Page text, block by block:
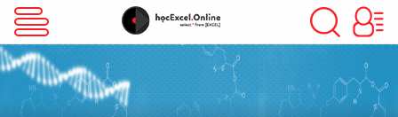
VBA Excel
Excel Cơ Bản